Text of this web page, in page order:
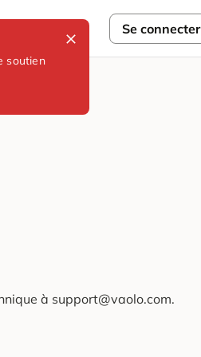
soutien
Se connecter
à support@vaolo.com.